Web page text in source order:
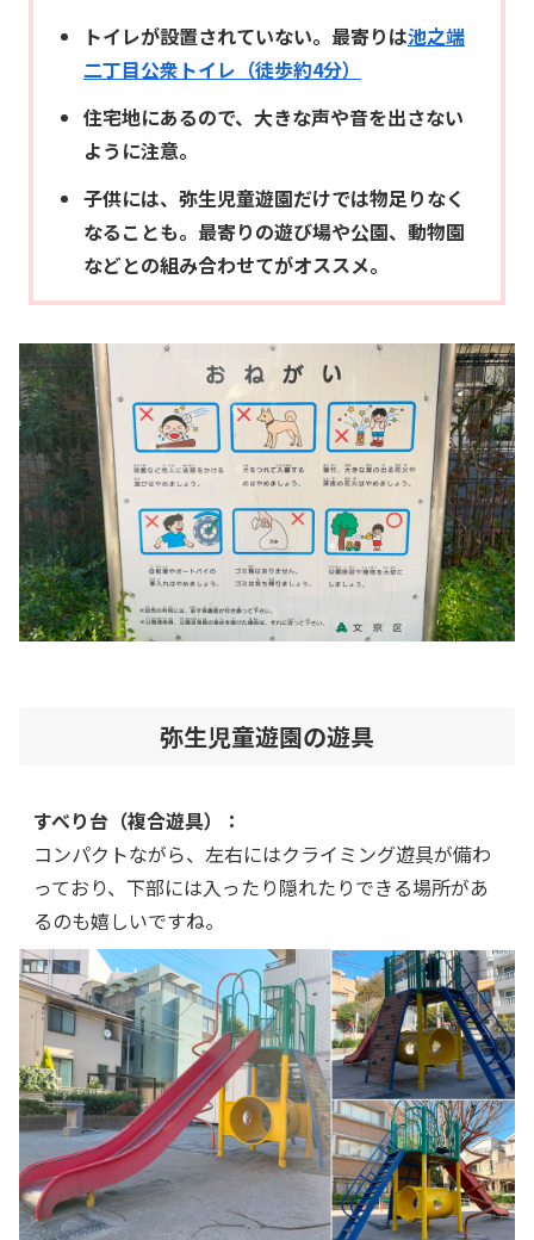
トイレが設置されていない。最寄りは池之端
二丁目公衆トイレ（徒歩約4分）
住宅地にあるので、大きな声や音を出さない
ように注意。
子供には、弥生児童遊園だけでは物足りなく
なることも。最寄りの遊び場や公園、動物園
などとの組み合わせてがオススメ。
弥生児童遊園の遊具
すべり台（複合遊具）：
コンパクトながら、左右にはクライミング遊具が備わ
っており、下部には入ったり隠れたりできる場所があ
るのも嬉しいですね。